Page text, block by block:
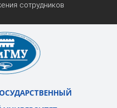
сотрудников